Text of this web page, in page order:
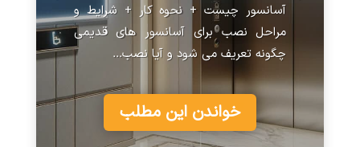
آسانسور چیست + نحوه کار + شرایط و
مراحل نصب برای آسانسور های قدیمی
چگونه تعریف می شود و آیا نصب...
خواندن این مطلب